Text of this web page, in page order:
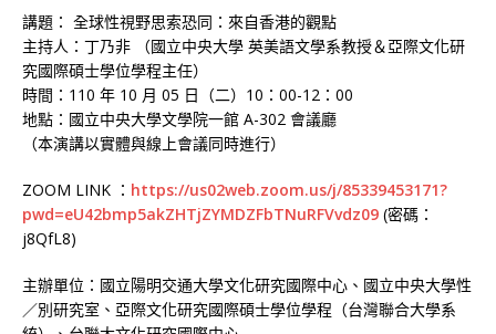
講題： 全球性視野思索恐同：來自香港的觀點
主持人：丁乃非 （國立中央大學 英美語文學系教授＆亞際文化研
究國際碩士學位學程主任）
時間： 110 年 10 月 05 日（二） 10 ： 00-12 ： 00
地點：國立中央大學文學院一館 A-302 會議廳
（本演講以實體與線上會議同時進行）
ZOOM LINK ： https://us02web.zoom.us/j/85339453171?
pwd=eU42bmp5akZHTjZYMDZFbTNuRFVvdz09 (密碼：
j8QfL8)
主辦單位：國立陽明交通大學文化研究國際中心、國立中央大學性
／別研究室、亞際文化研究國際碩士學位學程（台灣聯合大學系